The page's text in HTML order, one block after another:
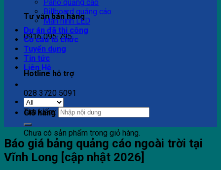
Tư vấn bán hàng
0916 095 795
Hotline hỗ trợ
028 3720 5091
Giỏ hàng
Chưa có sản phẩm trong giỏ hàng.
Pano quảng cáo
Billboard quảng cáo
Màn hình LED
Dự án đã thi công
Cơ cấu tổ chức
Tuyển dụng
Tin tức
Liên Hệ
Tìm kiếm:
Báo giá bảng quảng cáo ngoài trời tại
Vĩnh Long [cập nhật 2026]